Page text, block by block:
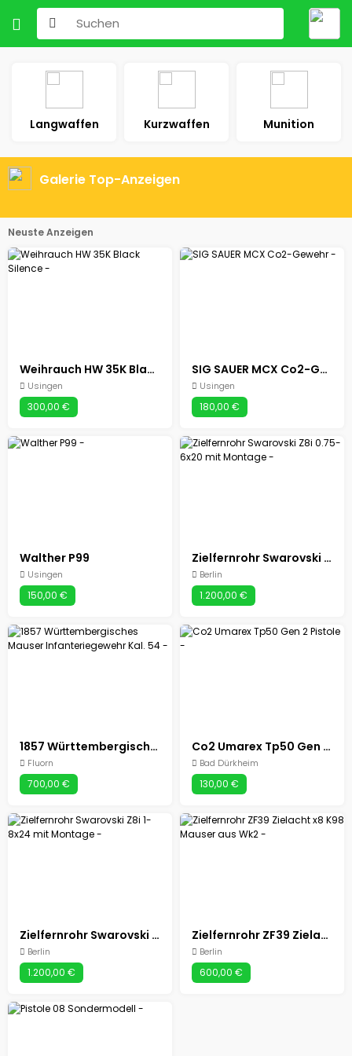
Langwaffen Kurzwaffen Munition
Galerie Top-Anzeigen
Neuste Anzeigen
Weihrauch HW 35K Black Silence
Usingen
300,00 €
SIG SAUER MCX Co2-Gewehr
Usingen
180,00 €
Walther P99
Usingen
150,00 €
Zielfernrohr Swarovski Z8i 0.75-6x20 mit Montage
Berlin
1.200,00 €
1857 Württembergisches Mauser Infanteriegewehr Kal. 54
Fluorn
700,00 €
Co2 Umarex Tp50 Gen 2 Pistole
Bad Dürkheim
130,00 €
Zielfernrohr Swarovski Z8i 1-8x24 mit Montage
Berlin
1.200,00 €
Zielfernrohr ZF39 Zielacht x8 K98 Mauser aus Wk2
Berlin
600,00 €